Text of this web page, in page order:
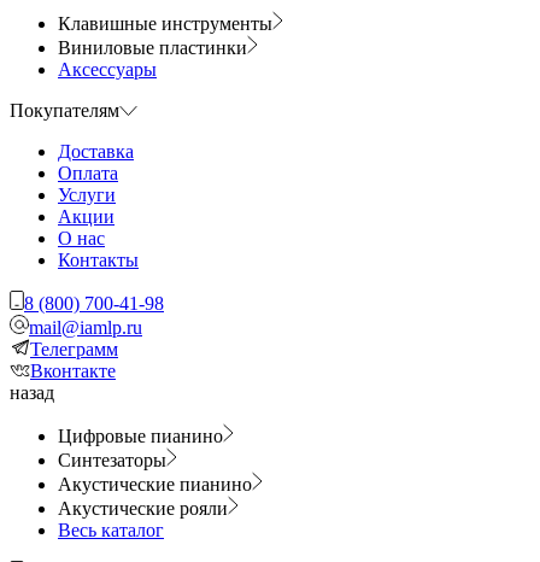
Клавишные инструменты
Виниловые пластинки
Аксессуары
Покупателям
Доставка
Оплата
Услуги
Акции
О нас
Контакты
8 (800) 700-41-98
mail@iamlp.ru
Телеграмм
Вконтакте
назад
Цифровые пианино
Синтезаторы
Акустические пианино
Акустические рояли
Весь каталог